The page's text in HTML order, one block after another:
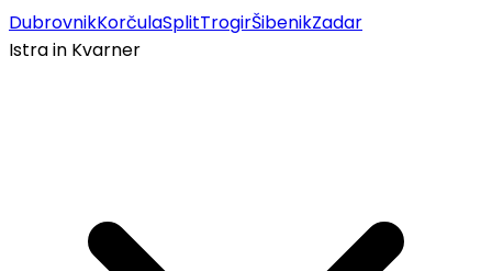
DubrovnikKorčulaSplitTrogirŠibenikZadar
Istra in Kvarner